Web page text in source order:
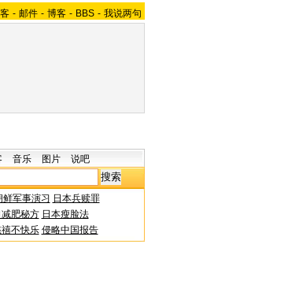
- 邮件 - 博客 - BBS - 我说两句
音乐 图片 说吧
鲜军事演习 日本兵赎罪
肥秘方 日本瘦脸法
不快乐 侵略中国报告